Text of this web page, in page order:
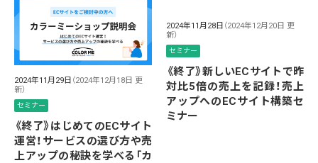
2024年11月29日 （2024年12月18日 更
新）
セミナー
《終了》はじめてのECサイト
運営！サービスの選び方や売
上アップの秘訣を学べる「カ
2024年11月28日 （2024年12月20日 更
新）
セミナー
《終了》新しいECサイトで昨
対比5倍の売上を記録！売上
アップへのECサイト構築セ
ミナー